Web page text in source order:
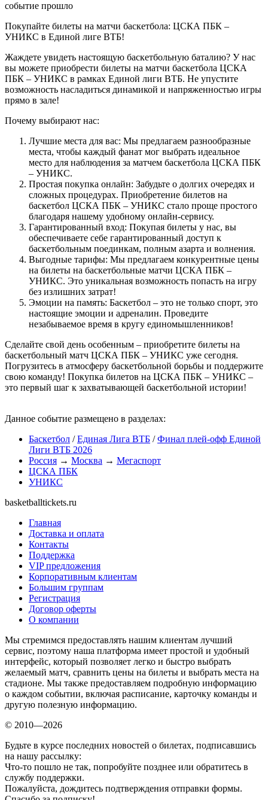
событие прошло
Покупайте билеты на матчи баскетбола: ЦСКА ПБК –
УНИКС в Единой лиге ВТБ!
Жаждете увидеть настоящую баскетбольную баталию? У нас
вы можете приобрести билеты на матчи баскетбола ЦСКА
ПБК – УНИКС в рамках Единой лиги ВТБ. Не упустите
возможность насладиться динамикой и напряженностью игры
прямо в зале!
Почему выбирают нас:
Лучшие места для вас: Мы предлагаем разнообразные
места, чтобы каждый фанат мог выбрать идеальное
место для наблюдения за матчем баскетбола ЦСКА ПБК
– УНИКС.
Простая покупка онлайн: Забудьте о долгих очередях и
сложных процедурах. Приобретение билетов на
баскетбол ЦСКА ПБК – УНИКС стало проще простого
благодаря нашему удобному онлайн-сервису.
Гарантированный вход: Покупая билеты у нас, вы
обеспечиваете себе гарантированный доступ к
баскетбольным поединкам, полным азарта и волнения.
Выгодные тарифы: Мы предлагаем конкурентные цены
на билеты на баскетбольные матчи ЦСКА ПБК –
УНИКС. Это уникальная возможность попасть на игру
без излишних затрат!
Эмоции на память: Баскетбол – это не только спорт, это
настоящие эмоции и адреналин. Проведите
незабываемое время в кругу единомышленников!
Сделайте свой день особенным – приобретите билеты на
баскетбольный матч ЦСКА ПБК – УНИКС уже сегодня.
Погрузитесь в атмосферу баскетбольной борьбы и поддержите
свою команду! Покупка билетов на ЦСКА ПБК – УНИКС –
это первый шаг к захватывающей баскетбольной истории!
Данное событие размещено в разделах:
Баскетбол /Единая Лига ВТБ /Финал плей-офф Единой
Лиги ВТБ 2026
Россия → Москва → Мегаспорт
ЦСКА ПБК
УНИКС
basketballtickets.ru
Главная
Доставка и оплата
Контакты
Поддержка
VIP предложения
Корпоративным клиентам
Большим группам
Регистрация
Договор оферты
О компании
Мы стремимся предоставлять нашим клиентам лучший
сервис, поэтому наша платформа имеет простой и удобный
интерфейс, который позволяет легко и быстро выбрать
желаемый матч, сравнить цены на билеты и выбрать места на
стадионе. Мы также предоставляем подробную информацию
о каждом событии, включая расписание, карточку команды и
другую полезную информацию.
© 2010—2026
Будьте в курсе последних новостей о билетах, подписавшись
на нашу рассылку:
Что-то пошло не так, попробуйте позднее или обратитесь в
службу поддержки.
Пожалуйста, дождитесь подтверждения отправки формы.